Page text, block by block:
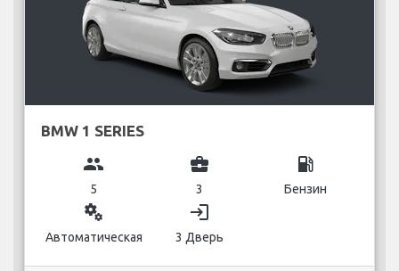
BMW 1 SERIES
group
5
business_center
3
local_gas_station
Бензин
miscellaneous_services
Автоматическая
login
3 Дверь